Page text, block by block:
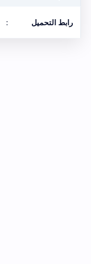
رابط التحميل :